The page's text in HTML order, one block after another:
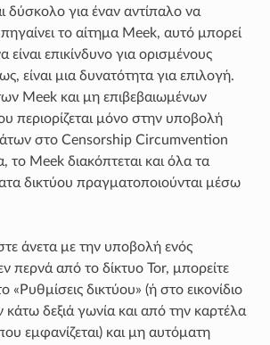
δύσκολο για έναν αντίπαλο να
το αίτημα Meek, αυτό μπορεί
είναι επικίνδυνο για ορισμένους
είναι μια δυνατότητα για επιλογή.
Meek και μη επιβεβαιωμένων
περιορίζεται μόνο στην υποβολή
στο Censorship Circumvention
το Meek διακόπτεται και όλα τα
δικτύου πραγματοποιούνται μέσω
άνετα με την υποβολή ενός
περνά από το δίκτυο Tor, μπορείτε
«Ρυθμίσεις δικτύου» (ή στο εικονίδιο
κάτω δεξιά γωνία και από την καρτέλα
εμφανίζεται) και μη αυτόματη